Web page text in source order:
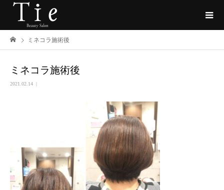
ミネコラ施術後
ミネコラ施術後
2021.02.14